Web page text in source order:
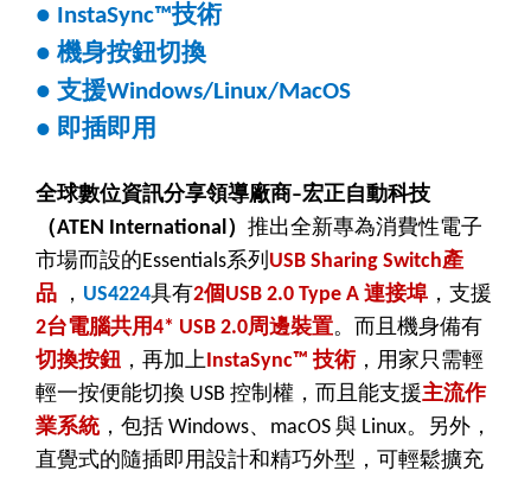
● InstaSync™技術
● 機身按鈕切換
● 支援Windows/Linux/MacOS
● 即插即用
全球數位資訊分享領導廠商–宏正自動科技
（ATEN International） 推出全新專為消費性電子
市場而設的Essentials系列 USB Sharing Switch產
品 ， US4224具有2個 USB 2.0 Type A 連接埠 ，支援
2台電腦共用4* USB 2.0周邊裝置。而 且 機身備有
切換按鈕 ，再加上InstaSync™技術 ，用家只需輕
輕一按便能切換 USB 控制權，而且能支援主流作
業系統 ，包括 Windows、 macOS 與 Linux。另外，
直覺式的隨插即用設計和精巧外型，可輕鬆擴充